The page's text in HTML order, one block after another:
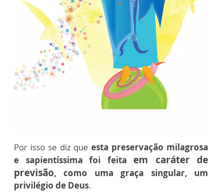
Por isso se diz queesta preservação milagrosa
e sapientíssima foi feita em caráter de
previsão, como uma graça singular, um
privilégio de Deus.